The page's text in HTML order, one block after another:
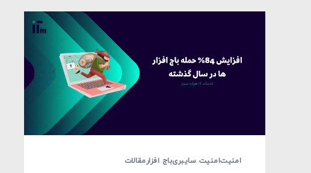
امنیتامنیت سایبریباج افزارمقالات